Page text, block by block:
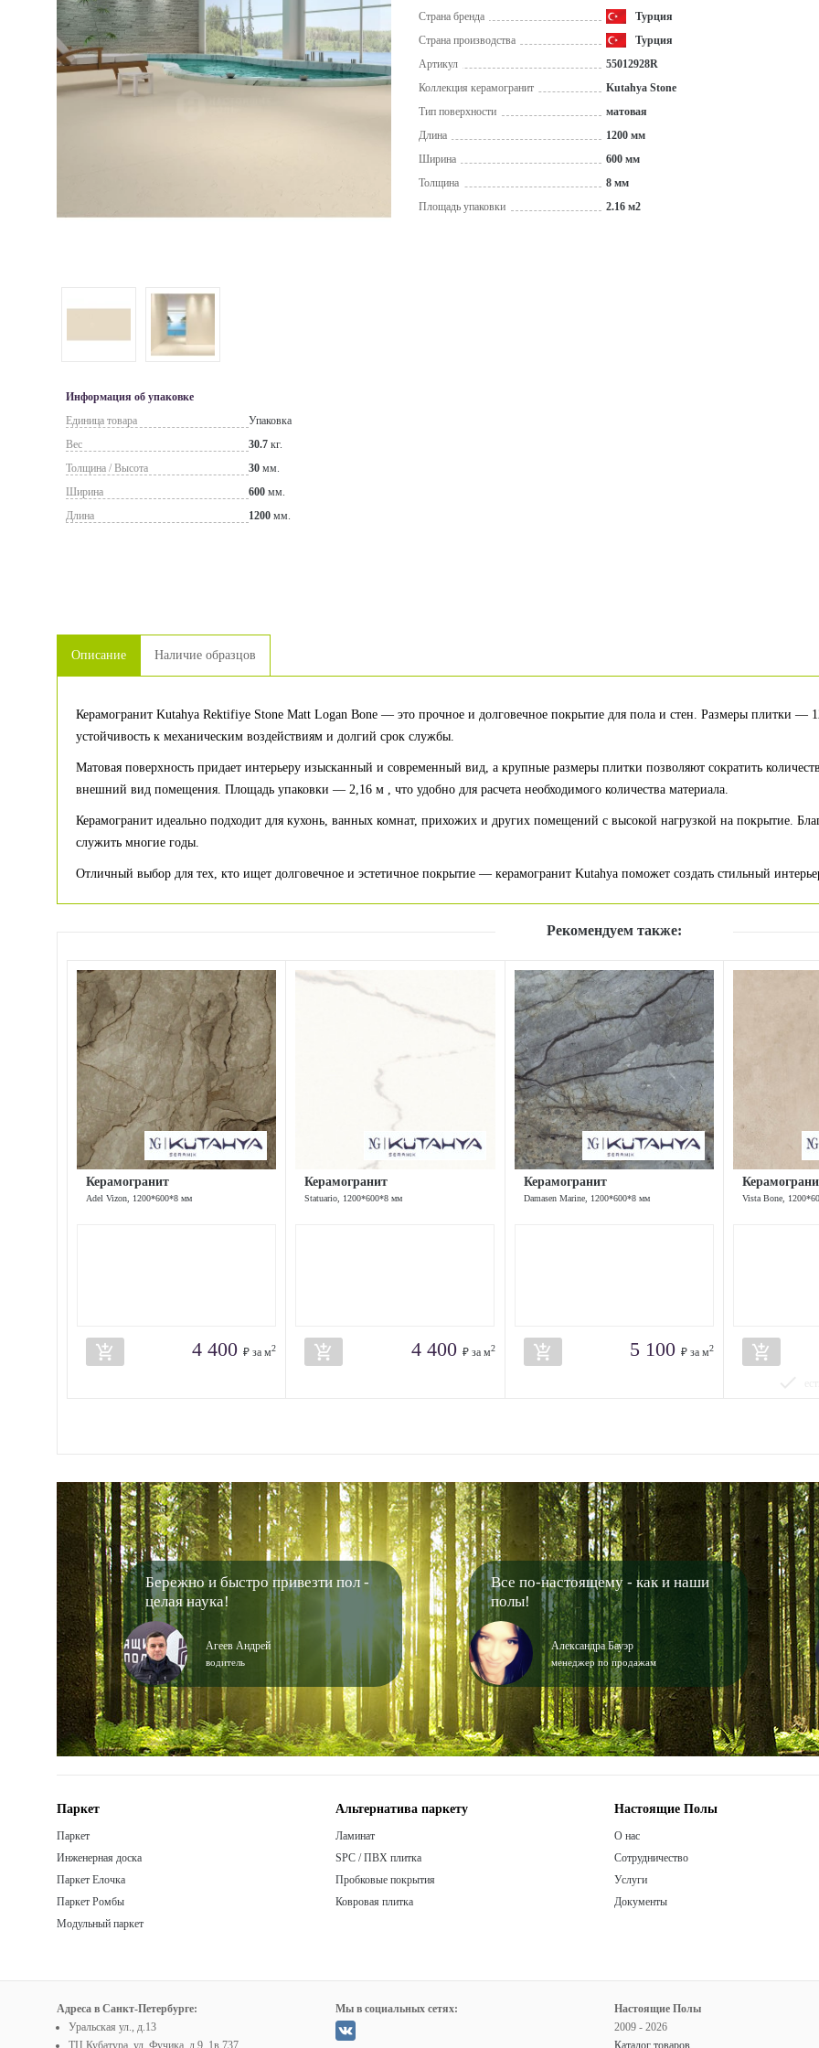
Информация об упаковке
Единица товара
Упаковка
Вес
30.7 кг.
Толщина / Высота
30 мм.
Ширина
600 мм.
Длина
1200 мм.
Страна бренда
Турция
Страна производства
Турция
Артикул
55012928R
Коллекция керамогранит
Kutahya Stone
Тип поверхности
матовая
Длина
1200 мм
Ширина
600 мм
Толщина
8 мм
Площадь упаковки
2.16 м2
Описание Наличие образцов
Керамогранит Kutahya Rektifiye Stone Matt Logan Bone — это прочное и долговечное покрытие для пола и стен. Размеры плитки
устойчивость к механическим воздействиям и долгий срок службы.
Матовая поверхность придает интерьеру изысканный и современный вид, а крупные размеры плитки позволяют сократить
внешний вид помещения. Площадь упаковки — 2,16 м , что удобно для расчета необходимого количества материала.
Керамогранит идеально подходит для кухонь, ванных комнат, прихожих и других помещений с высокой нагрузкой на покрытие.
служить многие годы.
Отличный выбор для тех, кто ищет долговечное и эстетичное покрытие — керамогранит Kutahya поможет создать стильный
Рекомендуем также:
Керамогранит
Adel Vizon, 1200*600*8 мм
add_shopping_cart 4 400₽ за м2
Керамогранит
Statuario, 1200*600*8 мм
add_shopping_cart 4 400 ₽ за м2
Керамогранит
Damasen Marine, 1200*600*8 мм
add_shopping_cart 5 100₽ за м2
Vista Bone,
add_shopping_cart
Бережно и быстро привезти пол -
целая наука!
Агеев Андрей
водитель
Все по-настоящему - как и наши
полы!
Александра Бауэр
менеджер по продажам
Паркет
Паркет
Инженерная доска
Паркет Елочка
Паркет Ромбы
Модульный паркет
Альтернатива паркету
Ламинат
SPC / ПВХ плитка
Пробковые покрытия
Ковровая плитка
Настоящие Полы
О нас
Сотрудничество
Услуги
Документы
Адреса в Санкт-Петербурге:
Уральская ул., д.13
Мы в социальных сетях:
Настоящие Полы
2009 - 2026